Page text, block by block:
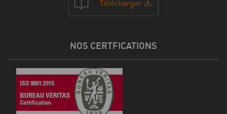
Télécharger
NOS CERTFICATIONS